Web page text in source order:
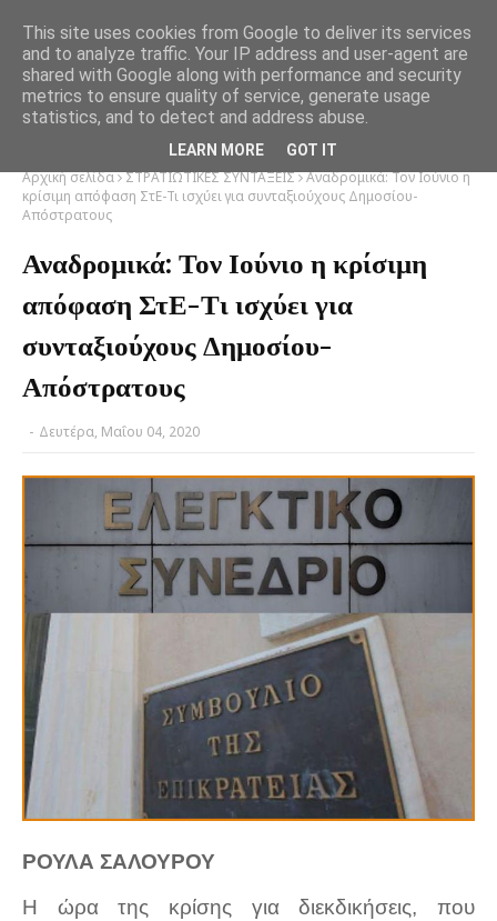
Αρχική σελίδα ΣΤΡΑΤΙΩΤΙΚΕΣ ΣΥΝΤΑΞΕΙΣ Αναδρομικά: Τον Ιούνιο η
κρίσιμη απόφαση ΣτΕ-Τι ισχύει για συνταξιούχους Δημοσίου-
Απόστρατους
Αναδρομικά: Τον Ιούνιο η κρίσιμη
απόφαση ΣτΕ-Τι ισχύει για
συνταξιούχους Δημοσίου-
Απόστρατους
- Δευτέρα, Μαΐου 04, 2020
ΡΟΥΛΑ ΣΑΛΟΥΡΟΥ
Η ώρα της κρίσης για διεκδικήσεις, που
This site uses cookies from Google to deliver its services
and to analyze traffic. Your IP address and user-agent are
shared with Google along with performance and security
metrics to ensure quality of service, generate usage
statistics, and to detect and address abuse.
LEARN MORE GOT IT